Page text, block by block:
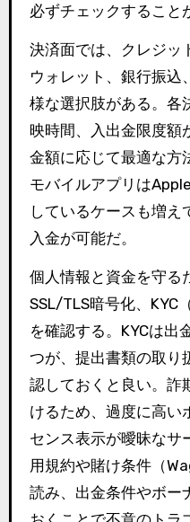
必ずチェックすること
決済面では、クレジッ
ウォレット、銀行振込
様な選択肢がある。各
映時間、入出金限度額
金額に応じて最適な方
モバイルアプリは
しているケースも増え
入金が可能だ。
個人情報と資金を守る
SSL/TLS暗号化、KYC
を確認する。KYCは出
つが、提出書類の取り
認しておくと良い。詐
けるため、過度に高い
センス表示が曖昧なサ
用規約や賭け条件（
読み、出金条件やボー